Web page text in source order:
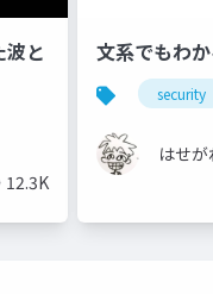
波と
12.3K
文系でもわ
security
はせ